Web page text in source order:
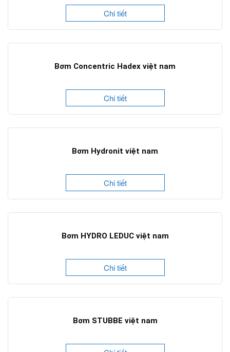
Chi tiết
Bơm Concentric Hadex việt nam
Chi tiết
Bơm Hydronit việt nam
Chi tiết
Bơm HYDRO LEDUC việt nam
Chi tiết
Bơm STUBBE việt nam